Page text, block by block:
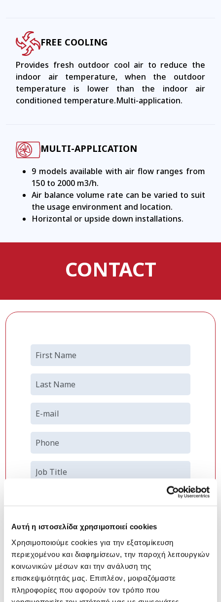
Αυτή η ιστοσελίδα χρησιμοποιεί cookies
Χρησιμοποιούμε cookies για την εξατομίκευση
περιεχομένου και διαφημίσεων, την παροχή λειτουργιών
κοινωνικών μέσων και την ανάλυση της
επισκεψιμότητάς μας. Επιπλέον, μοιραζόμαστε
πληροφορίες που αφορούν τον τρόπο που
FREE COOLING
Provides fresh outdoor cool air to reduce the
indoor air temperature, when the outdoor
temperature is lower than the indoor air
conditioned temperature.Multi-application.
MULTI-APPLICATION
9 models available with air flow ranges from
150 to 2000 m3/h.
Air balance volume rate can be varied to suit
the usage environment and location.
Horizontal or upside down installations.
CONTACT